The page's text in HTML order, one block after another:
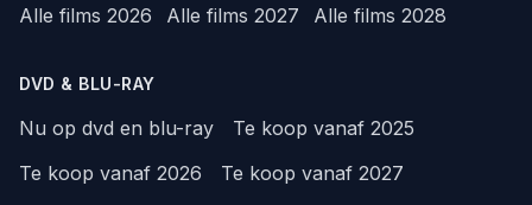
Alle films 2026
Alle films 2027 Alle films 2028
DVD & BLU-RAY
Nu op dvd en blu-ray
Te koop vanaf 2025
Te koop vanaf 2026
Te koop vanaf 2027